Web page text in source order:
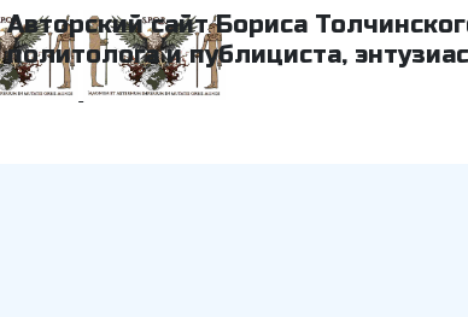
Авторский сайт Бориса
политолога и публициста,